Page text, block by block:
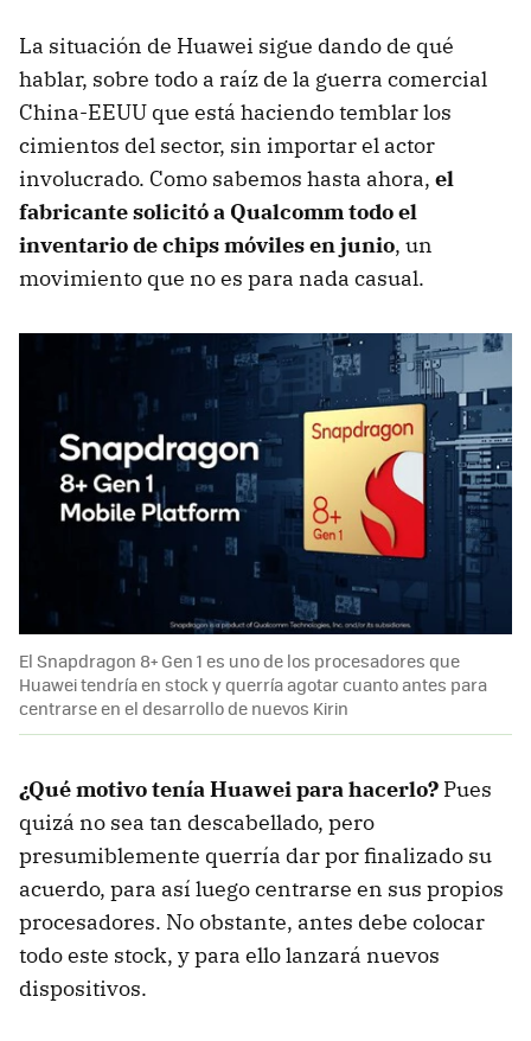
La situación de Huawei sigue dando de qué
hablar, sobre todo a raíz de la guerra comercial
China-EEUU que está haciendo temblar los
cimientos del sector, sin importar el actor
involucrado. Como sabemos hasta ahora, el
fabricante solicitó a Qualcomm todo el
inventario de chips móviles en junio, un
movimiento que no es para nada casual.
El Snapdragon 8+ Gen 1 es uno de los procesadores que
Huawei tendría en stock y querría agotar cuanto antes para
centrarse en el desarrollo de nuevos Kirin
¿Qué motivo tenía Huawei para hacerlo? Pues
quizá no sea tan descabellado, pero
presumiblemente querría dar por finalizado su
acuerdo, para así luego centrarse en sus propios
procesadores. No obstante, antes debe colocar
todo este stock, y para ello lanzará nuevos
dispositivos.